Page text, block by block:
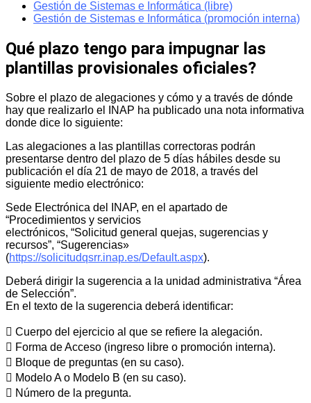
Gestión de Sistemas e Informática (libre)
Gestión de Sistemas e Informática (promoción interna)
Qué plazo tengo para impugnar las
plantillas provisionales oficiales?
Sobre el plazo de alegaciones y cómo y a través de dónde
hay que realizarlo el INAP ha publicado una nota informativa
donde dice lo siguiente:
Las alegaciones a las plantillas correctoras podrán
presentarse dentro del plazo de 5 días hábiles desde su
publicación el día 21 de mayo de 2018, a través del
siguiente medio electrónico:
Sede Electrónica del INAP, en el apartado de
“Procedimientos y servicios
electrónicos, “Solicitud general quejas, sugerencias y
recursos”, “Sugerencias»
(https://solicitudqsrr.inap.es/Default.aspx).
Deberá dirigir la sugerencia a la unidad administrativa “Área
de Selección”.
En el texto de la sugerencia deberá identificar:
 Cuerpo del ejercicio al que se refiere la alegación.
 Forma de Acceso (ingreso libre o promoción interna).
 Bloque de preguntas (en su caso).
 Modelo A o Modelo B (en su caso).
 Número de la pregunta.